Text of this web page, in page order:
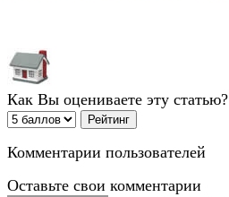
Как Вы оцениваете эту статью?
Комментарии пользователей
Оставьте свои комментарии